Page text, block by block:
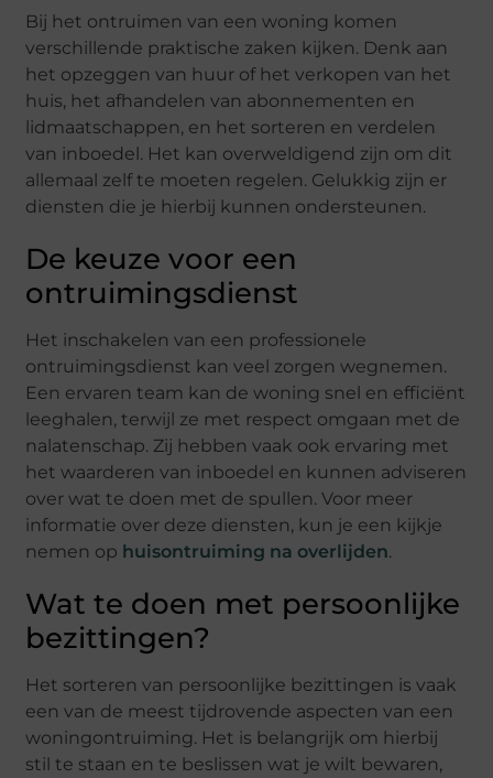
Bij het ontruimen van een woning komen
verschillende praktische zaken kijken. Denk aan
het opzeggen van huur of het verkopen van het
huis, het afhandelen van abonnementen en
lidmaatschappen, en het sorteren en verdelen
van inboedel. Het kan overweldigend zijn om dit
allemaal zelf te moeten regelen. Gelukkig zijn er
diensten die je hierbij kunnen ondersteunen.
De keuze voor een
ontruimingsdienst
Het inschakelen van een professionele
ontruimingsdienst kan veel zorgen wegnemen.
Een ervaren team kan de woning snel en efficiënt
leeghalen, terwijl ze met respect omgaan met de
nalatenschap. Zij hebben vaak ook ervaring met
het waarderen van inboedel en kunnen adviseren
over wat te doen met de spullen. Voor meer
informatie over deze diensten, kun je een kijkje
nemen op huisontruiming na overlijden.
Wat te doen met persoonlijke
bezittingen?
Het sorteren van persoonlijke bezittingen is vaak
een van de meest tijdrovende aspecten van een
woningontruiming. Het is belangrijk om hierbij
stil te staan en te beslissen wat je wilt bewaren,